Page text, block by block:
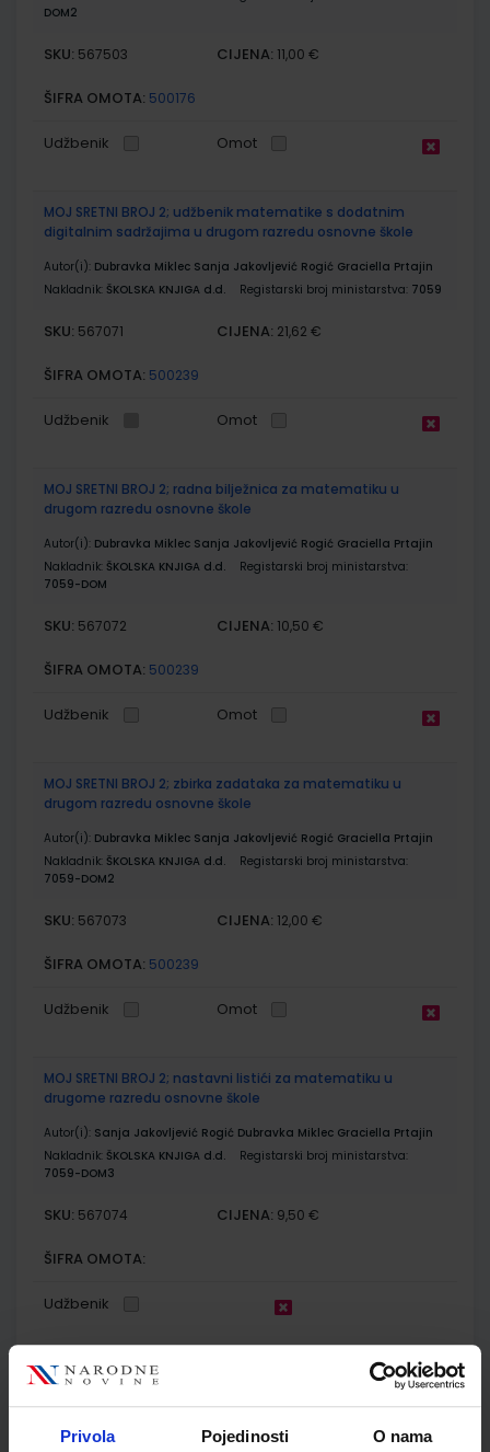
Privola Pojedinosti O nama
DOM2
SKU: 567503 CIJENA: 11,00 €
ŠIFRA OMOTA: 500176
Udžbenik Omot
MOJ SRETNI BROJ 2; udžbenik matematike s dodatnim
digitalnim sadržajima u drugom razredu osnovne škole
Autor(i): Dubravka Miklec Sanja Jakovljević Rogić Graciella Prtajin
Nakladnik: ŠKOLSKA KNJIGA d.d. Registarski broj ministarstva: 7059
SKU: 567071 CIJENA: 21,62 €
ŠIFRA OMOTA: 500239
Udžbenik Omot
MOJ SRETNI BROJ 2; radna bilježnica za matematiku u
drugom razredu osnovne škole
Autor(i): Dubravka Miklec Sanja Jakovljević Rogić Graciella Prtajin
Nakladnik: ŠKOLSKA KNJIGA d.d.
Registarski broj ministarstva:
7059-DOM
SKU: 567072 CIJENA: 10,50 €
ŠIFRA OMOTA: 500239
Udžbenik Omot
MOJ SRETNI BROJ 2; zbirka zadataka za matematiku u
drugom razredu osnovne škole
Autor(i): Dubravka Miklec Sanja Jakovljević Rogić Graciella Prtajin
Nakladnik: ŠKOLSKA KNJIGA d.d.
Registarski broj ministarstva:
7059-DOM2
SKU: 567073 CIJENA: 12,00 €
ŠIFRA OMOTA: 500239
Udžbenik Omot
MOJ SRETNI BROJ 2; nastavni listići za matematiku u
drugome razredu osnovne škole
Autor(i): Sanja Jakovljević Rogić Dubravka Miklec Graciella Prtajin
Nakladnik: ŠKOLSKA KNJIGA d.d.
Registarski broj ministarstva:
7059-DOM3
SKU: 567074 CIJENA: 9,50 €
ŠIFRA OMOTA:
Udžbenik
SUPER MATEMATIKA ZA PRAVE TRAGAČE 2; radna bilježnica za
Autor(i):
Marijana Martić Gordana Ivančić Zrinka Crnković